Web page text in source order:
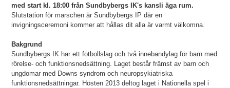
med start kl. 18:00 från Sundbybergs IK's kansli äga rum.
Slutstation för marschen är Sundbybergs IP där en
invigningsceremoni kommer att hållas dit alla är varmt välkomna.
Bakgrund
Sundbybergs IK har ett fotbollslag och två innebandylag för barn med
rörelse- och funktionsnedsättning. Laget består främst av barn och
ungdomar med Downs syndrom och neuropsykiatriska
funktionsnedsättningar. Hösten 2013 deltog laget i Nationella spel i